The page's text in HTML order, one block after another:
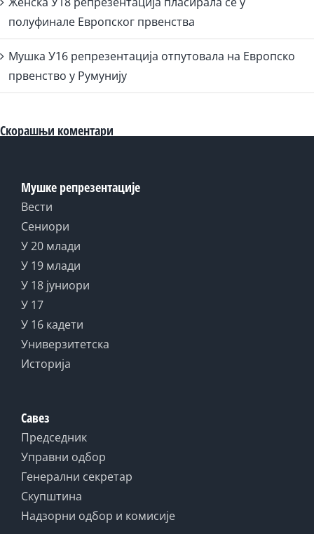
полуфинале Европског првенства
Мушка У16 репрезентација отпутовала на Европско
првенство у Румунију
Скорашњи коментари
Мушке репрезентације
Вести
Сениори
У 20 млади
У 19 млади
У 18 јуниори
У 17
У 16 кадети
Универзитетска
Историја
Савез
Председник
Управни одбор
Генерални секретар
Скупштина
Надзорни одбор и комисије